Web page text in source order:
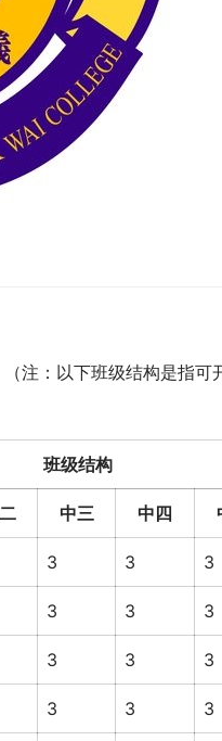
注：以下班级结构是指可
班级结构
中三 中四
3 3 3
3 3 3
3 3 3
3 3 3